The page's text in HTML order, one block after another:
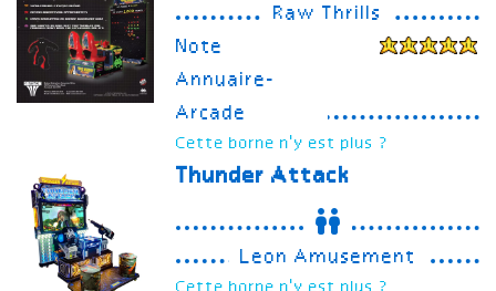
Raw Thrills
Note
Annuaire-
Arcade
Cette borne n'y est plus ?
Thunder Attack
Leon Amusement
Cette borne n'y est plus ?